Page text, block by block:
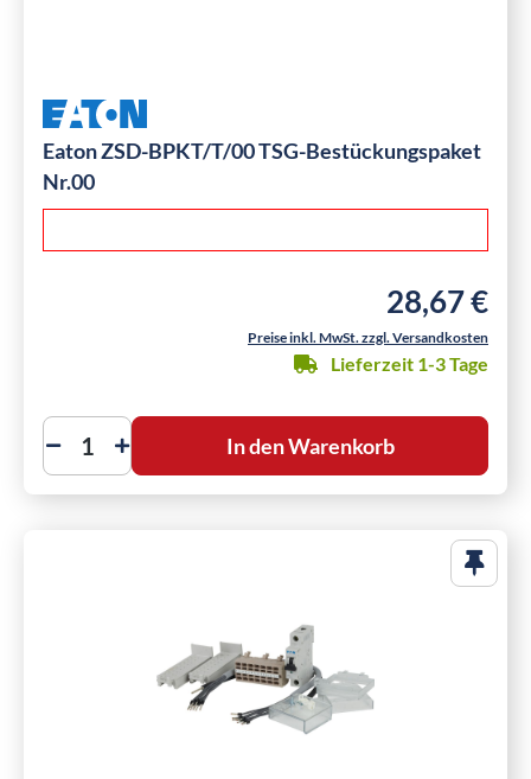
Eaton ZSD-BPKT/T/00 TSG-Bestückungspaket
Nr.00
Regulärer
28,67 €
Preise inkl. MwSt. zzgl. Versandkosten
Lieferzeit 1-3 Tage
In den Warenkorb